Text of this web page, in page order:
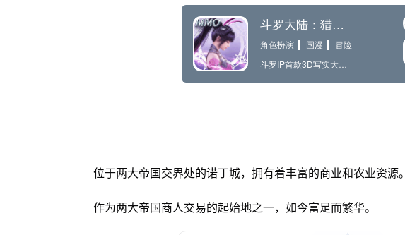
位于两大帝国交界处的诺丁城，拥有着丰富的商业和农业资源。
作为两大帝国商人交易的起始地之一，如今富足而繁华。